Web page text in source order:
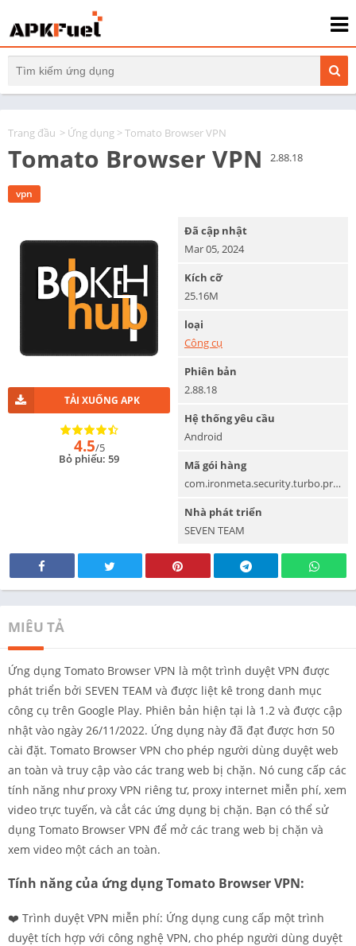
Trang đầu > Ứng dụng > Tomato Browser VPN
Tomato Browser VPN 2.88.18
vpn
TẢI XUỐNG APK
4.5/5
Bỏ phiếu: 59
Đã cập nhật
Mar 05, 2024
Kích cỡ
25.16M
loại
Công cụ
Phiên bản
2.88.18
Hệ thống yêu cầu
Android
Mã gói hàng
com.ironmeta.security.turbo.proxy.vpntomato.pro
Nhà phát triển
SEVEN TEAM
MIÊU TẢ
Ứng dụng Tomato Browser VPN là một trình duyệt VPN được
phát triển bởi SEVEN TEAM và được liệt kê trong danh mục
công cụ trên Google Play. Phiên bản hiện tại là 1.2 và được cập
nhật vào ngày 26/11/2022. Ứng dụng này đã đạt được hơn 50
cài đặt. Tomato Browser VPN cho phép người dùng duyệt web
an toàn và truy cập vào các trang web bị chặn. Nó cung cấp các
tính năng như proxy VPN riêng tư, proxy internet miễn phí, xem
video trực tuyến, và cắt các ứng dụng bị chặn. Bạn có thể sử
dụng Tomato Browser VPN để mở các trang web bị chặn và
xem video một cách an toàn.
Tính năng của ứng dụng Tomato Browser VPN:
❤️ Trình duyệt VPN miễn phí: Ứng dụng cung cấp một trình
duyệt tích hợp với công nghệ VPN, cho phép người dùng duyệt